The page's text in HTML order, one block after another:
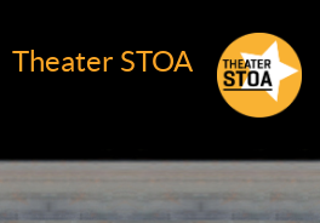
Theater STOA